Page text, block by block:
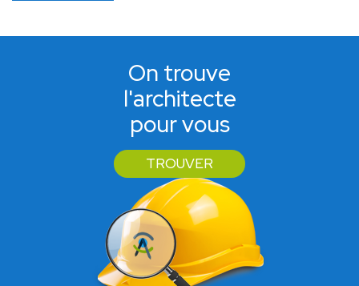
On trouve
l'architecte
pour vous
TROUVER